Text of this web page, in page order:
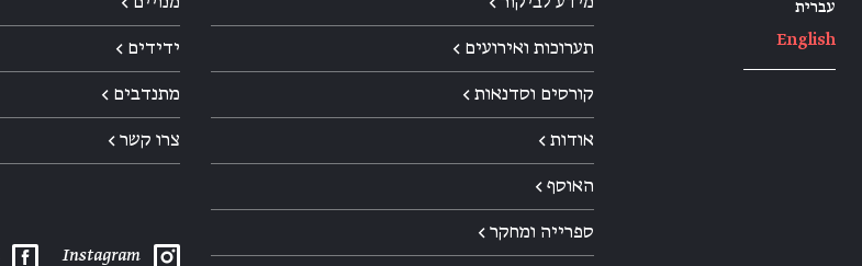
עברית
English
תערוכות ואירועים ←
קורסים וסדנאות ←
אודות ←
האוסף ←
ספרייה ומחקר ←
ידידים ←
מתנדבים ←
צרו קשר ←
Instagram